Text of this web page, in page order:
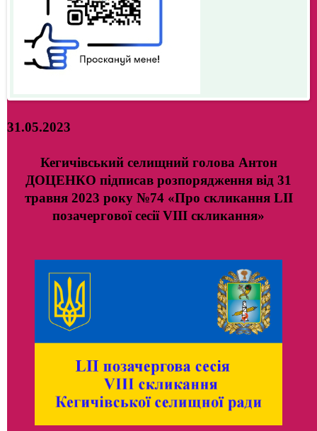
31.05.2023
Кегичівський селищний голова Антон
ДОЦЕНКО підписав розпорядження від 31
травня 2023 року №74 «Про скликання LІІ
позачергової сесії VIII скликання»